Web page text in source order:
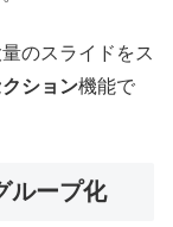
のスライドをス
クション機能で
ループ化